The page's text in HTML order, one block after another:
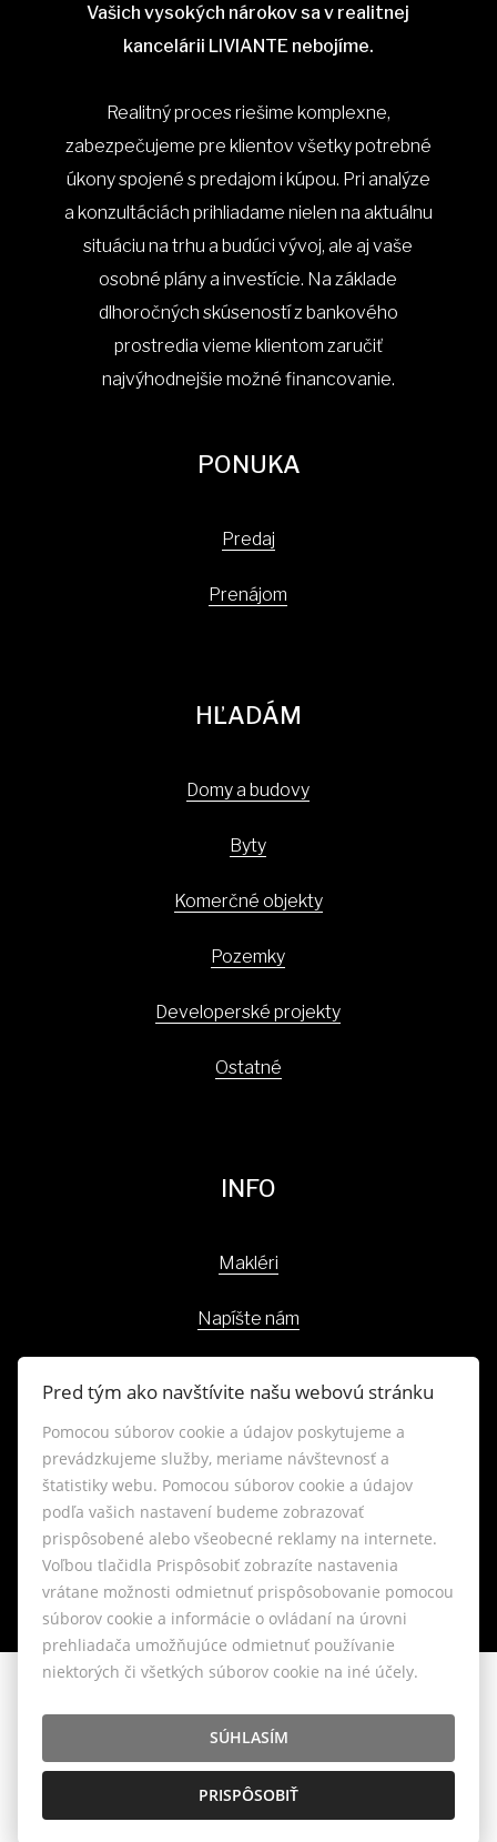
Vašich vysokých nárokov sa v realitnej
kancelárii LIVIANTE nebojíme.
Realitný proces riešime komplexne,
zabezpečujeme pre klientov všetky potrebné
úkony spojené s predajom i kúpou. Pri analýze
a konzultáciách prihliadame nielen na aktuálnu
situáciu na trhu a budúci vývoj, ale aj vaše
osobné plány a investície. Na základe
dlhoročných skúseností z bankového
prostredia vieme klientom zaručiť
najvýhodnejšie možné financovanie.
PONUKA
Predaj
Prenájom
HĽADÁM
Domy a budovy
Byty
Komerčné objekty
Pozemky
Developerské projekty
Ostatné
INFO
Makléri
Napíšte nám
Blog
Lokality
Nastavenie cookies
Belániková 6, Bratislava 841 04, E-mail: info@liviante.sk
Pred tým ako navštívite našu webovú stránku
Pomocou súborov cookie a údajov poskytujeme a
prevádzkujeme služby, meriame návštevnosť a
štatistiky webu. Pomocou súborov cookie a údajov
podľa vašich nastavení budeme zobrazovať
prispôsobené alebo všeobecné reklamy na internete.
Voľbou tlačidla Prispôsobiť zobrazíte nastavenia
vrátane možnosti odmietnuť prispôsobovanie pomocou
súborov cookie a informácie o ovládaní na úrovni
prehliadača umožňujúce odmietnuť používanie
niektorých či všetkých súborov cookie na iné účely.
SÚHLASÍM
PRISPÔSOBIŤ